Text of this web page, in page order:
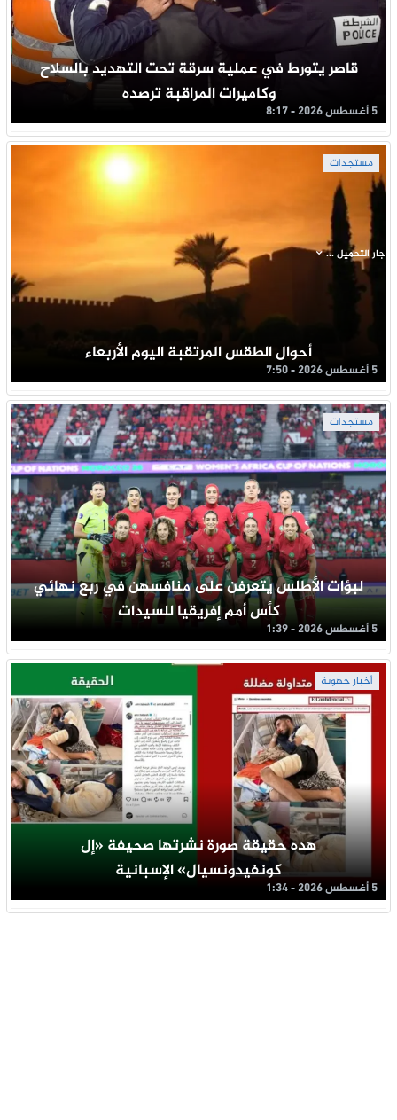
قاصر يتورط في عملية سرقة تحت التهديد بالسلاح
وكاميرات المراقبة ترصده
5 أغسطس 2026 - 8:17
مستجدات
أحوال الطقس المرتقبة اليوم الأربعاء
5 أغسطس 2026 - 7:50
مستجدات
لبؤات الأطلس يتعرفن على منافسهن في ربع نهائي
كأس أمم إفريقيا للسيدات
5 أغسطس 2026 - 1:39
أخبار جهوية
هده حقيقة صورة نشرتها صحيفة «إل
كونفيدونسيال» الإسبانية
5 أغسطس 2026 - 1:34
جار التحميل ...